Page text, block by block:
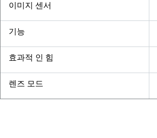
이미지 센서
기능
효과적 인 힘
렌즈 모드